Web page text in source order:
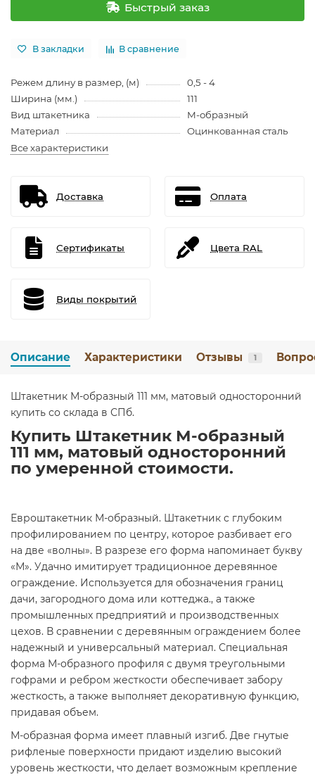
Быстрый заказ
В закладки В сравнение
Режем длину в размер, (м)
0,5 - 4
Ширина (мм.)
111
Вид штакетника
М-образный
Материал
Оцинкованная сталь
Все характеристики
Доставка Оплата
Сертификаты Цвета RAL
Виды покрытий
Описание Характеристики Отзывы 1
Штакетник М-образный 111 мм, матовый односторонний
купить со склада в СПб.
Купить Штакетник М-образный
111 мм, матовый односторонний
по умеренной стоимости.
Евроштакетник М-образный. Штакетник с глубоким
профилированием по центру, которое разбивает его
на две «волны». В разрезе его форма напоминает букву
«М». Удачно имитирует традиционное деревянное
ограждение. Используется для обозначения границ
дачи, загородного дома или коттеджа., а также
промышленных предприятий и производственных
цехов. В сравнении с деревянным ограждением более
надежный и универсальный материал. Специальная
форма М-образного профиля с двумя треугольными
гофрами и ребром жесткости обеспечивает забору
жесткость, а также выполняет декоративную функцию,
придавая объем.
М-образная форма имеет плавный изгиб. Две гнутые
рифленые поверхности придают изделию высокий
уровень жесткости, что делает возможным крепление